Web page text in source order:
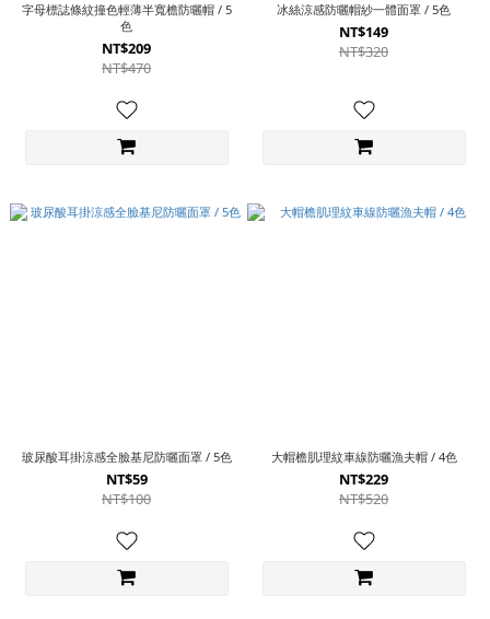
字母標誌條紋撞色輕薄半寬檐防曬帽 / 5
色
NT$209
NT$470
冰絲涼感防曬帽紗一體面罩 / 5色
NT$149
NT$320
玻尿酸耳掛涼感全臉基尼防曬面罩 / 5色
NT$59
NT$100
大帽檐肌理紋車線防曬漁夫帽 / 4色
NT$229
NT$520